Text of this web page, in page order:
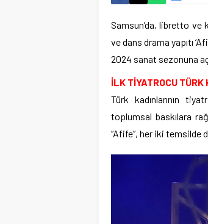
Samsun’da, libretto ve
ve dans drama yapıtı
2024 sanat sezonuna
İLK TİYATROCU TÜRK
Türk kadınlarının
toplumsal baskılara
“Afife”, her iki temsilde